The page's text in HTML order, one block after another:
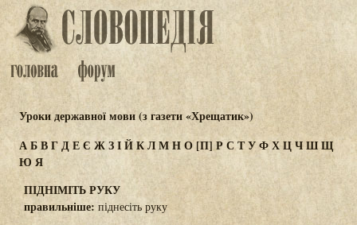
Уроки державної мови (з газети «Хрещатик»)
АБВГДЕЄ ЖЗІЙКЛМНО[П] РСТУФХЦЧШЩ
Ю Я
ПІДНІМІТЬ РУКУ
правильніше: піднесіть руку